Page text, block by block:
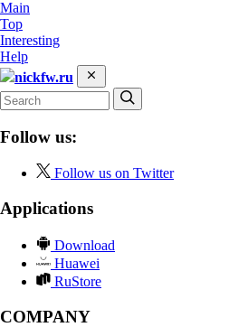
Main
Top
Interesting
Help
nickfw.ru
Follow us:
Follow us on Twitter
Applications
Download
Huawei
RuStore
COMPANY